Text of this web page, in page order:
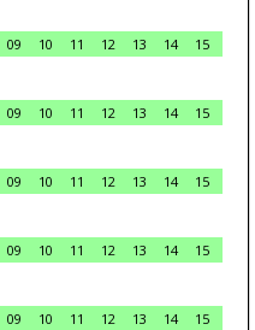
09 10 11 12 13 14
15
09 10 11 12 13 14
15
09 10 11 12 13 14
15
09 10 11 12 13 14
15
09 10 11 12 13 14 15